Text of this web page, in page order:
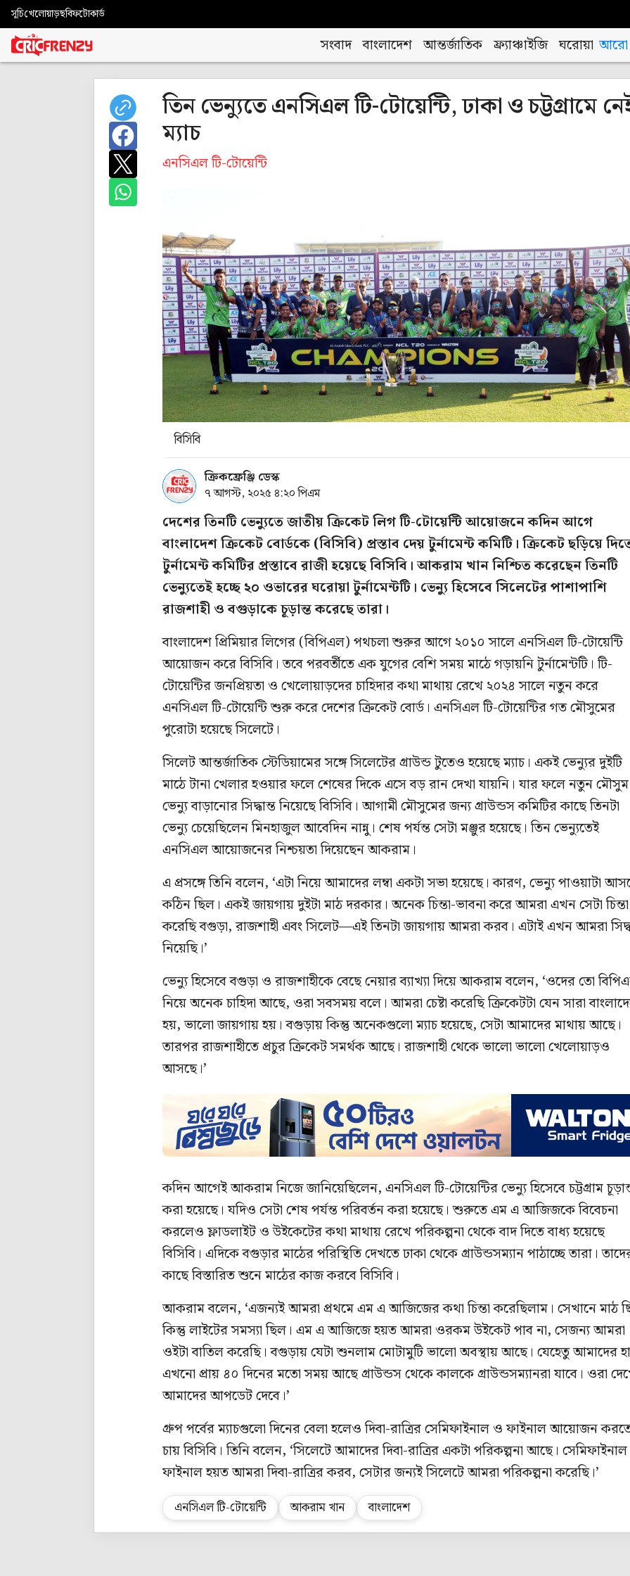
সূচিখেলোয়াড়ছবিফটোকার্ড
সংবাদ বাংলাদেশ আন্তর্জাতিক ফ্র্যাঞ্চাইজি ঘরোয়া আরো
তিন ভেন্যুতে এনসিএল টি-টোয়েন্টি, ঢাকা ও চট্টগ্রামে
ম্যাচ
এনসিএল টি-টোয়েন্টি
বিসিবি
ক্রিকফ্রেঞ্জি ডেস্ক
৭ আগস্ট, ২০২৫ ৪:২০ পিএম
দেশের তিনটি ভেন্যুতে জাতীয় ক্রিকেট লিগ টি-টোয়েন্টি আয়োজনে কদিন আগে
বাংলাদেশ ক্রিকেট বোর্ডকে (বিসিবি) প্রস্তাব দেয় টুর্নামেন্ট কমিটি। ক্রিকেট ছড়িয়ে
টুর্নামেন্ট কমিটির প্রস্তাবে রাজী হয়েছে বিসিবি। আকরাম খান নিশ্চিত করেছেন তিনটি
ভেন্যুতেই হচ্ছে ২০ ওভারের ঘরোয়া টুর্নামেন্টটি। ভেন্যু হিসেবে সিলেটের পাশাপাশি
রাজশাহী ও বগুড়াকে চূড়ান্ত করেছে তারা।
বাংলাদেশ প্রিমিয়ার লিগের (বিপিএল) পথচলা শুরুর আগে ২০১০ সালে এনসিএল টি-টোয়েন্টি
আয়োজন করে বিসিবি। তবে পরবর্তীতে এক যুগের বেশি সময় মাঠে গড়ায়নি টুর্নামেন্টটি। টি-
টোয়েন্টির জনপ্রিয়তা ও খেলোয়াড়দের চাহিদার কথা মাথায় রেখে ২০২৪ সালে নতুন করে
এনসিএল টি-টোয়েন্টি শুরু করে দেশের ক্রিকেট বোর্ড। এনসিএল টি-টোয়েন্টির গত মৌসুমের
পুরোটা হয়েছে সিলেটে।
সিলেট আন্তর্জাতিক স্টেডিয়ামের সঙ্গে সিলেটের গ্রাউন্ড টুতেও হয়েছে ম্যাচ। একই ভেন্যুর দুইটি
মাঠে টানা খেলার হওয়ার ফলে শেষের দিকে এসে বড় রান দেখা যায়নি। যার ফলে নতুন মৌসুম
ভেন্যু বাড়ানোর সিদ্ধান্ত নিয়েছে বিসিবি। আগামী মৌসুমের জন্য গ্রাউন্ডস কমিটির কাছে তিনটা
ভেন্যু চেয়েছিলেন মিনহাজুল আবেদিন নান্নু। শেষ পর্যন্ত সেটা মঞ্জুর হয়েছে। তিন ভেন্যুতেই
এনসিএল আয়োজনের নিশ্চয়তা দিয়েছেন আকরাম।
এ প্রসঙ্গে তিনি বলেন, ‘এটা নিয়ে আমাদের লম্বা একটা সভা হয়েছে। কারণ, ভেন্যু পাওয়াটা
কঠিন ছিল। একই জায়গায় দুইটা মাঠ দরকার। অনেক চিন্তা-ভাবনা করে আমরা এখন সেটা চিন্তা
করেছি বগুড়া, রাজশাহী এবং সিলেট—এই তিনটা জায়গায় আমরা করব। এটাই এখন আমরা
নিয়েছি।’
ভেন্যু হিসেবে বগুড়া ও রাজশাহীকে বেছে নেয়ার ব্যাখ্যা দিয়ে আকরাম বলেন, ‘ওদের তো
নিয়ে অনেক চাহিদা আছে, ওরা সবসময় বলে। আমরা চেষ্টা করেছি ক্রিকেটটা যেন সারা
হয়, ভালো জায়গায় হয়। বগুড়ায় কিন্তু অনেকগুলো ম্যাচ হয়েছে, সেটা আমাদের মাথায় আছে।
তারপর রাজশাহীতে প্রচুর ক্রিকেট সমর্থক আছে। রাজশাহী থেকে ভালো ভালো খেলোয়াড়ও
আসছে।’
কদিন আগেই আকরাম নিজে জানিয়েছিলেন, এনসিএল টি-টোয়েন্টির ভেন্যু হিসেবে চট্টগ্রাম
করা হয়েছে। যদিও সেটা শেষ পর্যন্ত পরিবর্তন করা হয়েছে। শুরুতে এম এ আজিজকে বিবেচনা
করলেও ফ্লাডলাইট ও উইকেটের কথা মাথায় রেখে পরিকল্পনা থেকে বাদ দিতে বাধ্য হয়েছে
বিসিবি। এদিকে বগুড়ার মাঠের পরিস্থিতি দেখতে ঢাকা থেকে গ্রাউন্ডসম্যান পাঠাচ্ছে তারা।
কাছে বিস্তারিত শুনে মাঠের কাজ করবে বিসিবি।
আকরাম বলেন, ‘এজন্যই আমরা প্রথমে এম এ আজিজের কথা চিন্তা করেছিলাম। সেখানে মাঠ
কিন্তু লাইটের সমস্যা ছিল। এম এ আজিজে হয়ত আমরা ওরকম উইকেট পাব না, সেজন্য আমরা
ওইটা বাতিল করেছি। বগুড়ায় যেটা শুনলাম মোটামুটি ভালো অবস্থায় আছে। যেহেতু আমাদের
এখনো প্রায় ৪০ দিনের মতো সময় আছে গ্রাউন্ডস থেকে কালকে গ্রাউন্ডসম্যানরা যাবে। ওরা
আমাদের আপডেট দেবে।’
গ্রুপ পর্বের ম্যাচগুলো দিনের বেলা হলেও দিবা-রাত্রির সেমিফাইনাল ও ফাইনাল আয়োজন
চায় বিসিবি। তিনি বলেন, ‘সিলেটে আমাদের দিবা-রাত্রির একটা পরিকল্পনা আছে।
ফাইনাল হয়ত আমরা দিবা-রাত্রির করব, সেটার জন্যই সিলেটে আমরা পরিকল্পনা করেছি।’
এনসিএল টি-টোয়েন্টি আকরাম খান বাংলাদেশ